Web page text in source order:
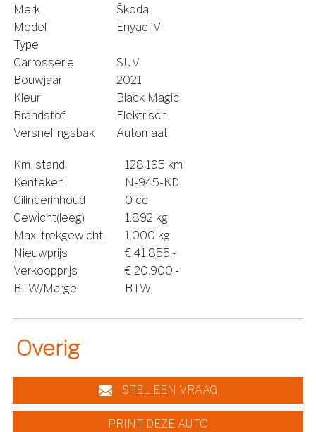
Merk
Škoda
Model
Enyaq iV
Type
Carrosserie
SUV
Bouwjaar
2021
Kleur
Black Magic
Brandstof
Elektrisch
Versnellingsbak
Automaat
Km. stand
128.195 km
Kenteken
N-945-KD
Cilinderinhoud
0 cc
Gewicht(leeg)
1.892 kg
Max. trekgewicht
1.000 kg
Nieuwprijs
€ 41.855,-
Verkoopprijs
€ 20.900,-
BTW/Marge
BTW
Overig
STEL EEN VRAAG
PRINT DEZE AUTO